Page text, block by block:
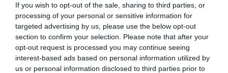
If you wish to opt-out of the sale, sharing to third parties, or
processing of your personal or sensitive information for
targeted advertising by us, please use the below opt-out
section to confirm your selection. Please note that after your
opt-out request is processed you may continue seeing
interest-based ads based on personal information utilized by
us or personal information disclosed to third parties prior to
támogatás immár rendszeresnek
mondható, mert az állami cég 2017-ben és
2018-ban is adományozott Mészáros Lőrinc
cégének közel 11,5 millió forintot.